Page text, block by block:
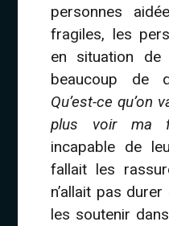
personnes
fragiles, les
en situation
beaucoup de
Qu’est-ce qu’on
plus voir ma
incapable de
fallait les
n’allait pas
les soutenir